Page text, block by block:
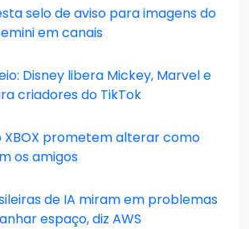
selo de aviso para imagens do
em canais
Disney libera Mickey, Marvel e
criadores do TikTok
XBOX prometem alterar como
os amigos
de IA miram em problemas
espaço, diz AWS